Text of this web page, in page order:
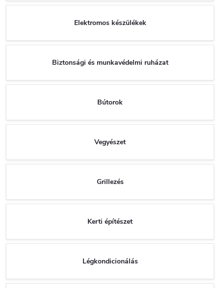
Elektromos készülékek
Biztonsági és munkavédelmi ruházat
Bútorok
Vegyészet
Grillezés
Kerti építészet
Légkondicionálás